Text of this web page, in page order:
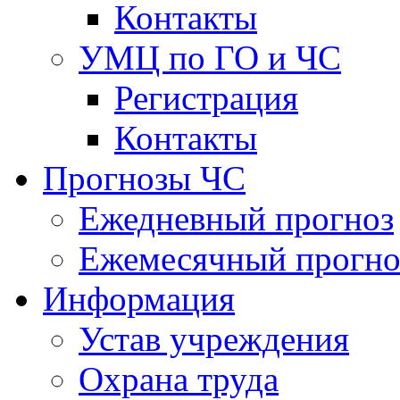
Контакты
УМЦ по ГО и ЧС
Регистрация
Контакты
Прогнозы ЧС
Ежедневный прогноз
Ежемесячный
Информация
Устав учреждения
Охрана труда